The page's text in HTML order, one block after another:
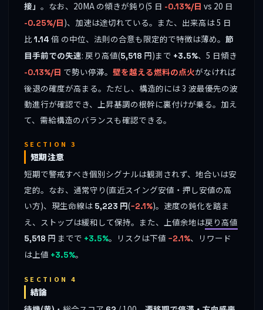
接」 。なお、20MA の傾きが鈍り(5 日 -0.13%/日 vs 20 日
-0.25%/日)、加速は途切れている。また、出来高は 5 日
比1.14 倍 の中位、法則の合意も限定的で特徴は薄め。 節
目手前での失速: 戻り高値(5,518 円)まで +3.5%、5 日傾き
-0.13%/日 で勢い停滞。 壁を越える燃料の点火がなければ
後退の確度が高まる。ただし、構造的には 3 波最優先の波
動進行が確認でき、上昇基調の根幹に裏付けが乗る。加え
て、需給構造のバランスも確認できる。
SECTION 3
短期注意
短期で警戒すべき個別シグナルは観測されず、地合いは安
定的。なお、通常守り(直近スイング安値・押し安値の高
い方)、現生命線は 5,223 円(−2.1%)。速度の鈍化を踏ま
え、ストップは緩和して保持。また、上値余地は戻り高値
5,518 円 までで +3.5%。リスクは下値 −2.1%、リワード
は上値 +3.5%。
SECTION 4
結論